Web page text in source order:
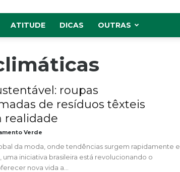
ATITUDE DICAS OUTRAS
roupas
de resíduos têxteis
realidade
Verde
da moda, onde tendências surgem rapidamente e
uma iniciativa brasileira está revolucionando o
nova vida a...